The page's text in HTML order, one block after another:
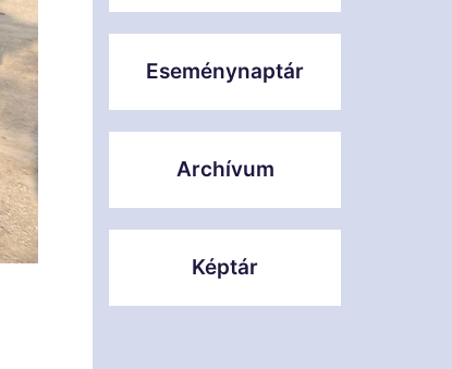
Eseménynaptár
Archívum
Képtár